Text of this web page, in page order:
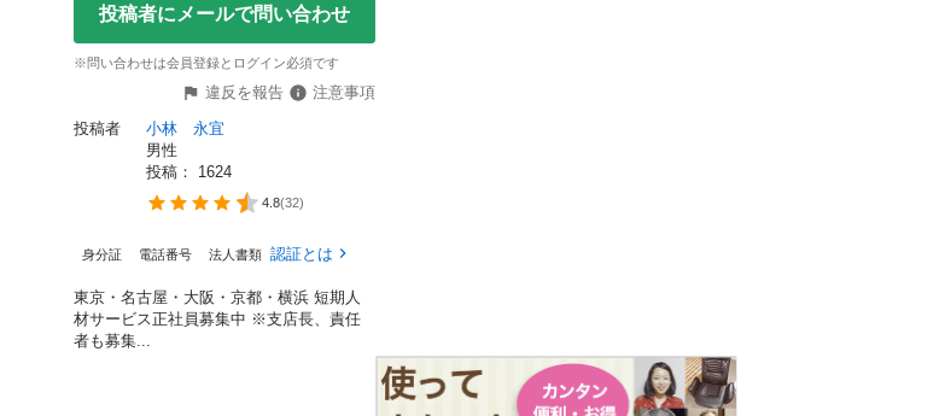
投稿者にメールで問い合わせ
※問い合わせは会員登録とログイン必須です
違反を報告
注意事項
投稿者
小林　永宜
男性
投稿： 1624
4.8(32)
身分証 電話番号 法人書類 認証とは
東京・名古屋・大阪・京都・横浜 短期人
材サービス正社員募集中 ※支店長、責任
者も募集...